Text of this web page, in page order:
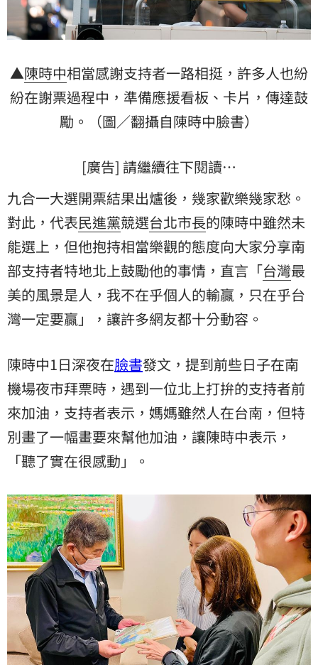
▲陳時中相當感謝支持者一路相挺，許多人也紛
紛在謝票過程中，準備應援看板、卡片，傳達鼓
勵 。（圖／翻攝自陳時中臉書）
[廣告] 請繼續往下閱讀…
九合一大選開票結果出爐後，幾家歡樂幾家愁。
對此，代表民進黨競選台北市長的陳時中雖然未
能選上，但他抱持相當樂觀的態度向大家分享南
部支持者特地北上鼓勵他的事情，直言「台灣最
美的風景是人，我不在乎個人的輸贏，只在乎台
灣一定要贏」，讓許多網友都十分動容。
陳時中1日深夜在臉書發文，提到前些日子在南
機場夜市拜票時，遇到一位北上打拚的支持者前
來加油，支持者表示，媽媽雖然人在台南，但特
別畫了一幅畫要來幫他加油，讓陳時中表示，
「聽了實在很感動」。